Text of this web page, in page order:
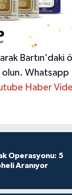
Bartın'daki
olun. Whatsapp
Haber
Operasyonu: 5
Aranıyor